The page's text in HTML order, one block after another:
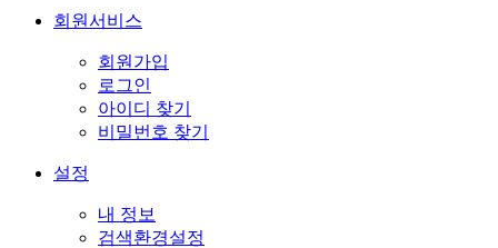
회원서비스
회원가입
로그인
아이디 찾기
비밀번호 찾기
설정
내 정보
검색환경설정